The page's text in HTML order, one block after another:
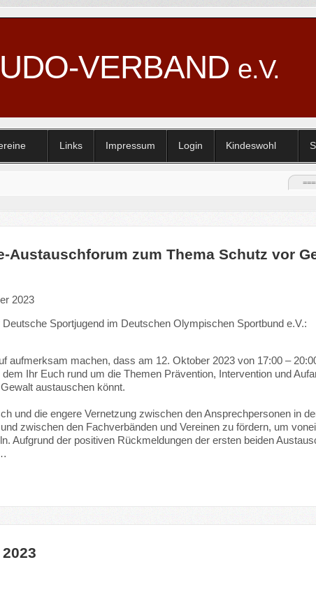
VERBAND e.V.
Links Impressum Login Kindeswohl
Austauschforum zum Thema Schutz vor
2023
Sportjugend im Deutschen Olympischen Sportbund e.V.:
aufmerksam machen, dass am 12. Oktober 2023 von 17:00 –
Ihr Euch rund um die Themen Prävention, Intervention und
austauschen könnt.
und die engere Vernetzung zwischen den Ansprechpersonen in
zwischen den Fachverbänden und Vereinen zu fördern, um
Aufgrund der positiven Rückmeldungen der ersten beiden